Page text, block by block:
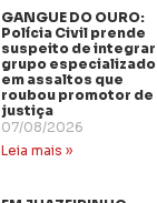
GANGUE DO OURO:
Polícia Civil prende
suspeito de integrar
grupo especializado
em assaltos que
roubou promotor de
justiça
07/08/2026
Leia mais »